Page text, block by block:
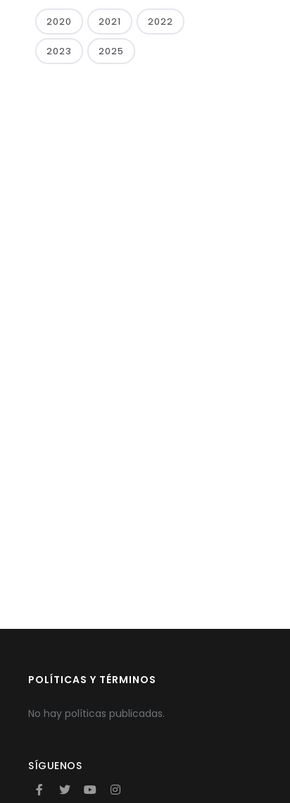
2020 2021 2022
2023 2025
POLÍTICAS Y TÉRMINOS
No hay políticas publicadas.
SÍGUENOS